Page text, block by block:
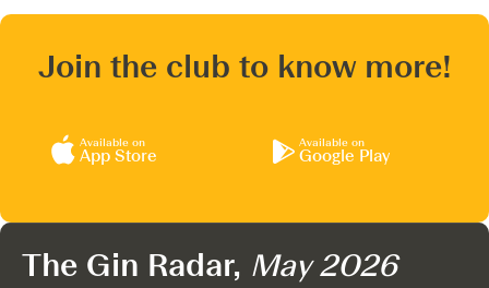
Join the club to know more!
Available on
App Store
Available on
Google Play
The Gin Radar, May 2026